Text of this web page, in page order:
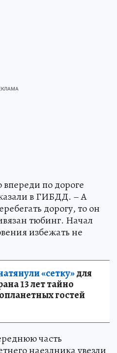
впереди по дороге
в ГИБДД. – А
дорогу, то он
тюбинг. Начал
избежать не
«сетку»для
13 лет тайно
гостей
часть
наездника увезли